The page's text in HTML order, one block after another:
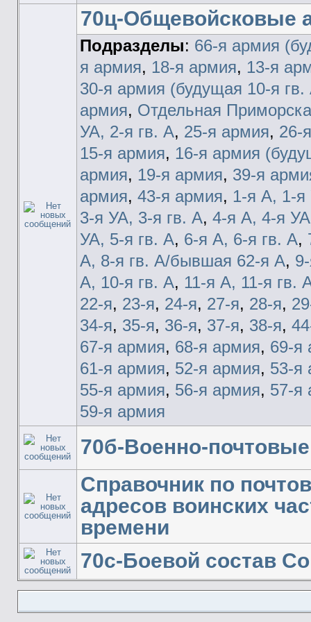
70ц-Общевойсковые
Подразделы: 66-я армия
я армия, 18-я армия, 13-я
30-я армия (будущая 10-я гв.
армия, Отдельная
УА, 2-я гв. А, 25-я армия, 26-
15-я армия, 16-я армия
армия, 19-я армия, 39-я
армия, 43-я армия, 1-я А, 1-я
3-я УА, 3-я гв. А, 4-я А, 4-я
УА, 5-я гв. А, 6-я А, 6-я гв. А,
А, 8-я гв. А/бывшая 62-я А,
А, 10-я гв. А, 11-я А, 11-я гв.
22-я, 23-я, 24-я, 27-я, 28-я,
34-я, 35-я, 36-я, 37-я, 38-я,
67-я армия, 68-я армия, 69-я
61-я армия, 52-я армия, 53-я
55-я армия, 56-я армия, 57-я
59-я армия
70б-Военно-
Справочник по
адресов воинских
времени
70с-Боевой состав